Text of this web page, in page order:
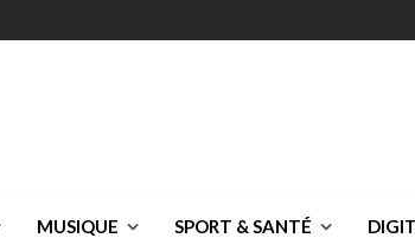
MUSIQUE SPORT & SANTÉ